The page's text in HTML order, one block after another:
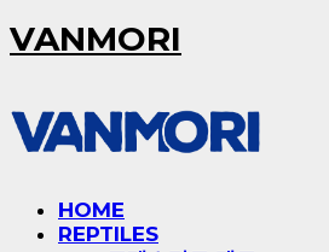
VANMORI
HOME
REPTILES